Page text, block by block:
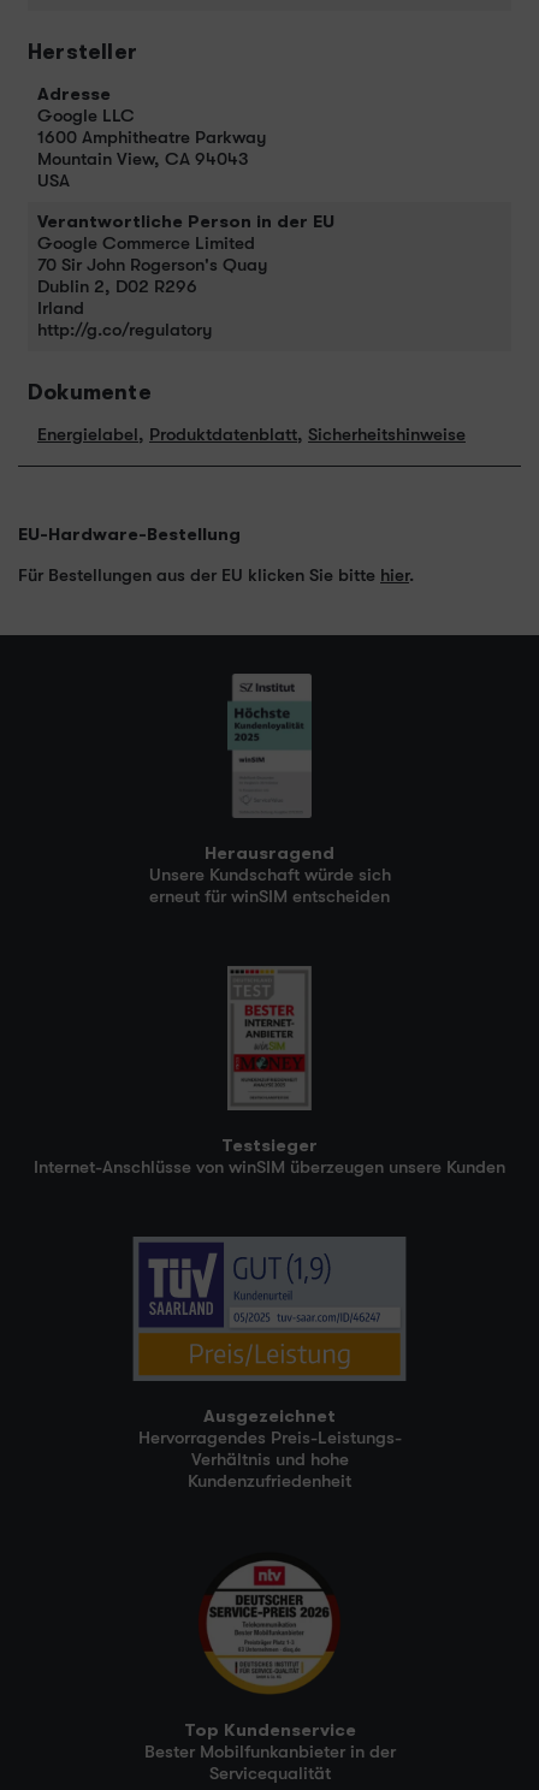
Hersteller
Adresse
Google LLC
1600 Amphitheatre Parkway
Mountain View, CA 94043
USA
Verantwortliche Person in der EU
Google Commerce Limited
70 Sir John Rogerson's Quay
Dublin 2, D02 R296
Irland
http://g.co/regulatory
Dokumente
Energielabel, Produktdatenblatt, Sicherheitshinweise
EU-Hardware-Bestellung
Für Bestellungen aus der EU klicken Sie bitte hier.
Herausragend
Unsere Kundschaft würde sich
erneut für winSIM entscheiden
Testsieger
Internet-Anschlüsse von winSIM überzeugen unsere Kunden
Ausgezeichnet
Hervorragendes Preis-Leistungs-
Verhältnis und hohe
Kundenzufriedenheit
Top Kundenservice
Bester Mobilfunkanbieter in der
Servicequalität